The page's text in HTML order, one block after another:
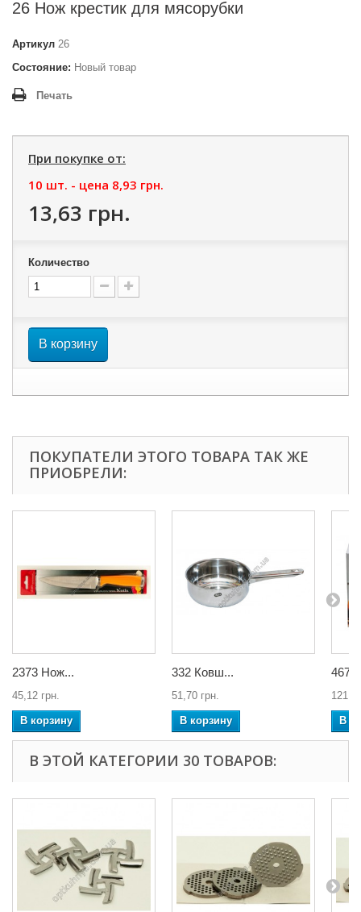
26 Нож крестик для мясорубки
Артикул 26
Состояние: Новый товар
Печать
При покупке от:
10 шт. - цена 8,93 грн.
13,63 грн.
Количество
В корзину
ПОКУПАТЕЛИ ЭТОГО ТОВАРА ТАК ЖЕ
ПРИОБРЕЛИ:
2373 Нож...
45,12 грн.
В корзину
332 Ковш...
51,70 грн.
В корзину В
В ЭТОЙ КАТЕГОРИИ 30 ТОВАРОВ: